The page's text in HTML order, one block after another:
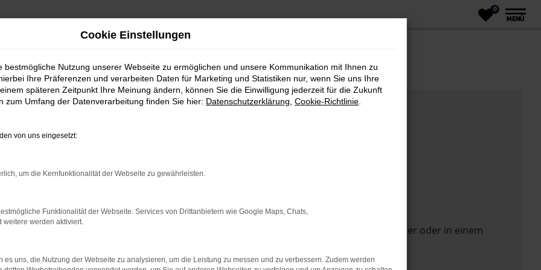
0
MENÜ
das Laden bestimmter Seiten verhindern. Funktioniert die Seite in einem anderen Browser oder in einem
Cookie Einstellungen
bestmögliche Nutzung unserer Webseite zu ermöglichen und unsere Kommunikation mit Ihnen zu
Ihre Präferenzen und verarbeiten Daten für Marketing und Statistiken nur, wenn Sie uns Ihre
späteren Zeitpunkt Ihre Meinung ändern, können Sie die Einwilligung jederzeit für die Zukunft
zum Umfang der Datenverarbeitung finden Sie hier: Datenschutzerklärung Cookie-Richtlinie
von uns eingesetzt:
um die Kernfunktionalität der Webseite zu gewährleisten.
Funktionalität der Webseite. Services von Drittanbietern wie Google Maps, Chats,
weitere werden aktiviert.
es uns, die Nutzung der Webseite zu analysieren, um die Leistung zu messen und zu verbessern. Zudem werden